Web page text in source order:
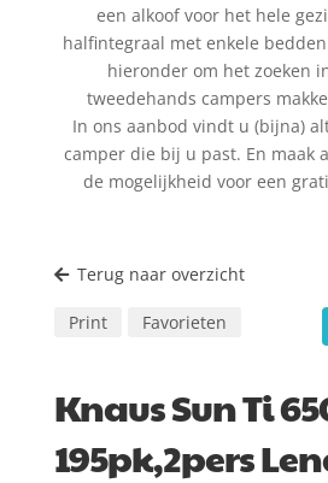
een alkoof voor het hele
halfintegraal met enkele
hieronder om het zoeken
tweedehands campers
In ons aanbod vindt u (bijna)
camper die bij u past. En maak
de mogelijkheid voor een
Terug naar overzicht
Print Favorieten
Knaus Sun Ti
195pk,2pers